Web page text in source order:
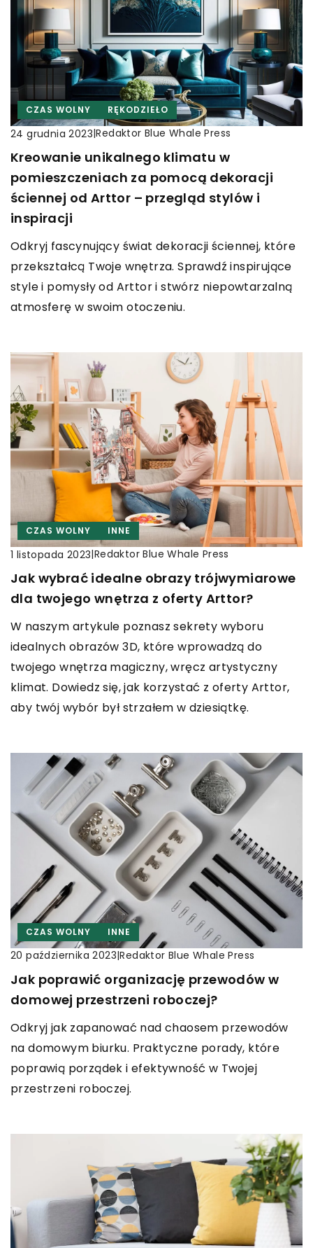
CZAS WOLNY RĘKODZIEŁO
24 grudnia 2023|Redaktor Blue Whale Press
Kreowanie unikalnego klimatu w
pomieszczeniach za pomocą dekoracji
ściennej od Arttor – przegląd stylów i
inspiracji
Odkryj fascynujący świat dekoracji ściennej, które
przekształcą Twoje wnętrza. Sprawdź inspirujące
style i pomysły od Arttor i stwórz niepowtarzalną
atmosferę w swoim otoczeniu.
CZAS WOLNY INNE
1 listopada 2023|Redaktor Blue Whale Press
Jak wybrać idealne obrazy trójwymiarowe
dla twojego wnętrza z oferty Arttor?
W naszym artykule poznasz sekrety wyboru
idealnych obrazów 3D, które wprowadzą do
twojego wnętrza magiczny, wręcz artystyczny
klimat. Dowiedz się, jak korzystać z oferty Arttor,
aby twój wybór był strzałem w dziesiątkę.
CZAS WOLNY INNE
20 października 2023|Redaktor Blue Whale Press
Jak poprawić organizację przewodów w
domowej przestrzeni roboczej?
Odkryj jak zapanować nad chaosem przewodów
na domowym biurku. Praktyczne porady, które
poprawią porządek i efektywność w Twojej
przestrzeni roboczej.